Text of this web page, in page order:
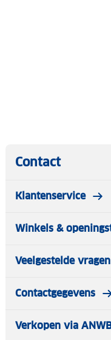
Contact
Klantenservice
Winkels &
Veelgestelde vragen
Contactgegevens
Verkopen via